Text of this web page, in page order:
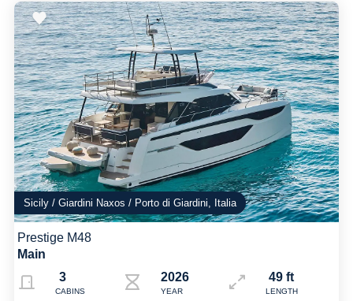
Sicily / Giardini Naxos / Porto di Giardini, Italia
Prestige M48
Main
3
CABINS
2026
YEAR
49 ft
LENGTH